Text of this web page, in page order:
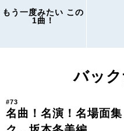
もう一度みたい この
1曲！
バッ
#73
名曲！名演！名場面